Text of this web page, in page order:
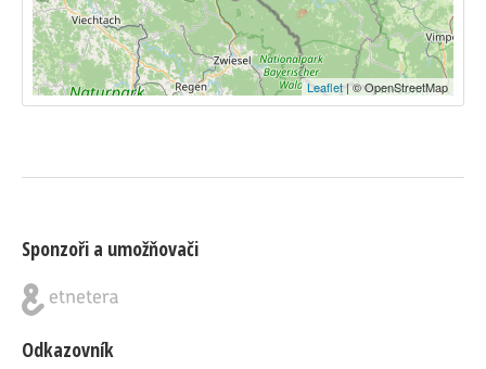
Leaflet | © OpenStreetMap
Sponzoři a umožňovači
Odkazovník